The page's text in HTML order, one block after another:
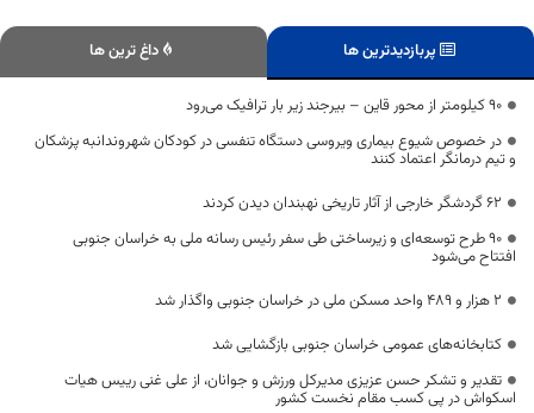
پربازدیدترین ها داغ ترین ها
90 کیلومتر از محور قاین – بیرجند زیر بار ترافیک می‌رود
در خصوص شیوع بیماری ویروسی دستگاه تنفسی در کودکان شهروندانبه پزشکان
و تیم درمانگر اعتماد کنند
62 گردشگر خارجی از آثار تاریخی نهبندان دیدن کردند
۹۰ طرح توسعه‌ای و زیرساختی طی سفر رئیس رسانه ملی به خراسان جنوبی
افتتاح می‌شود
2 هزار و 489 واحد مسکن ملی در خراسان جنوبی واگذار شد
کتابخانه‌های عمومی خراسان جنوبی بازگشایی شد
تقدیر و تشکر حسن عزیزی مدیرکل ورزش و جوانان، از علی غنی رییس هیات
اسکواش در پی کسب مقام نخست کشور